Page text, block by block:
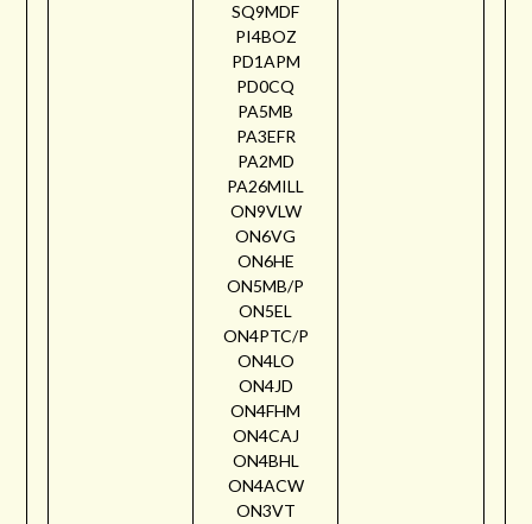
SQ9MDF
PI4BOZ
PD1APM
PD0CQ
PA5MB
PA3EFR
PA2MD
PA26MILL
ON9VLW
ON6VG
ON6HE
ON5MB/P
ON5EL
ON4PTC/P
ON4LO
ON4JD
ON4FHM
ON4CAJ
ON4BHL
ON4ACW
ON3VT